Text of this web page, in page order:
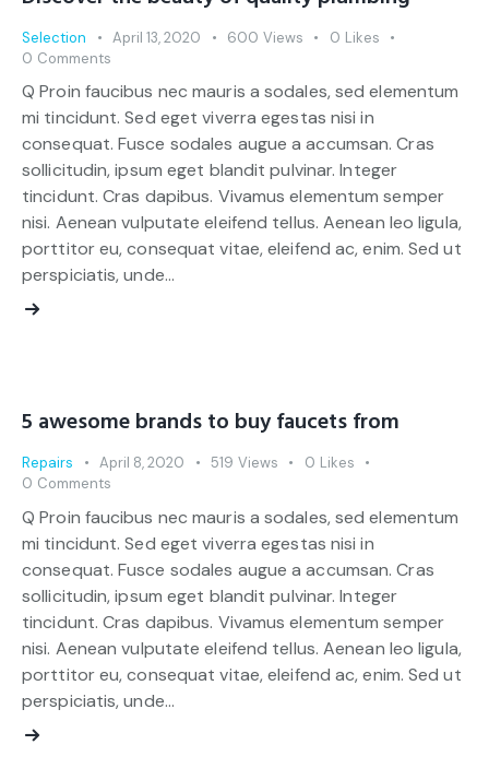
Selection April 13, 2020 600 Views 0 Likes
0 Comments
Q Proin faucibus nec mauris a sodales, sed elementum
mi tincidunt. Sed eget viverra egestas nisi in
consequat. Fusce sodales augue a accumsan. Cras
sollicitudin, ipsum eget blandit pulvinar. Integer
tincidunt. Cras dapibus. Vivamus elementum semper
nisi. Aenean vulputate eleifend tellus. Aenean leo ligula,
porttitor eu, consequat vitae, eleifend ac, enim. Sed ut
perspiciatis, unde…
5 awesome brands to buy faucets from
Repairs April 8, 2020 519 Views 0 Likes
0 Comments
Q Proin faucibus nec mauris a sodales, sed elementum
mi tincidunt. Sed eget viverra egestas nisi in
consequat. Fusce sodales augue a accumsan. Cras
sollicitudin, ipsum eget blandit pulvinar. Integer
tincidunt. Cras dapibus. Vivamus elementum semper
nisi. Aenean vulputate eleifend tellus. Aenean leo ligula,
porttitor eu, consequat vitae, eleifend ac, enim. Sed ut
perspiciatis, unde…